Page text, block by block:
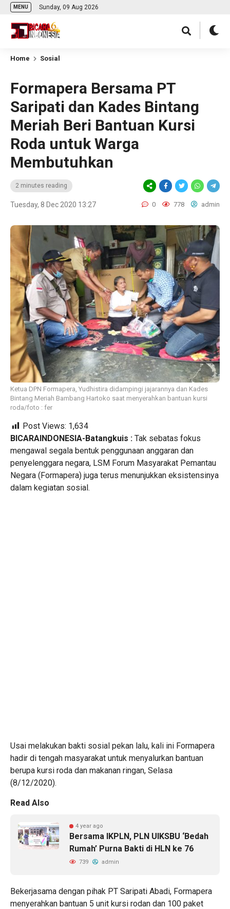
MENU Sunday, 09 Aug 2026
Home Sosial
Formapera Bersama PT
Saripati dan Kades Bintang
Meriah Beri Bantuan Kursi
Roda untuk Warga
Membutuhkan
2 minutes reading
Tuesday, 8 Dec 2020 13:27 0 778 admin
Ketua DPN Formapera, Yudhistira didampingi jajarannya dan Kades
Bintang Meriah Bambang Hartoko saat menyerahkan bantuan kursi
roda/foto : fer
Post Views: 1,634
BICARAINDONESIA-Batangkuis : Tak sebatas fokus
mengawal segala bentuk penggunaan anggaran dan
penyelenggara negara, LSM Forum Masyarakat Pemantau
Negara (Formapera) juga terus menunjukkan eksistensinya
dalam kegiatan sosial.
Usai melakukan bakti sosial pekan lalu, kali ini Formapera
hadir di tengah masyarakat untuk menyalurkan bantuan
berupa kursi roda dan makanan ringan, Selasa
(8/12/2020).
Read Also
4 year ago
Bersama IKPLN, PLN UIKSBU ‘Bedah
Rumah’ Purna Bakti di HLN ke 76
739 admin
Bekerjasama dengan pihak PT Saripati Abadi, Formapera
menyerahkan bantuan 5 unit kursi rodan dan 100 paket